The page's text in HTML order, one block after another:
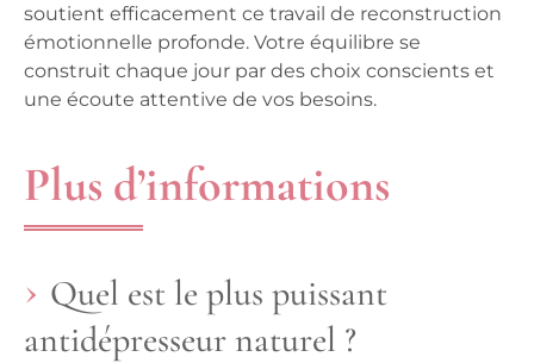
soutient efficacement ce travail de reconstruction
émotionnelle profonde. Votre équilibre se
construit chaque jour par des choix conscients et
une écoute attentive de vos besoins.
Plus d’informations
Quel est le plus puissant
antidépresseur naturel ?